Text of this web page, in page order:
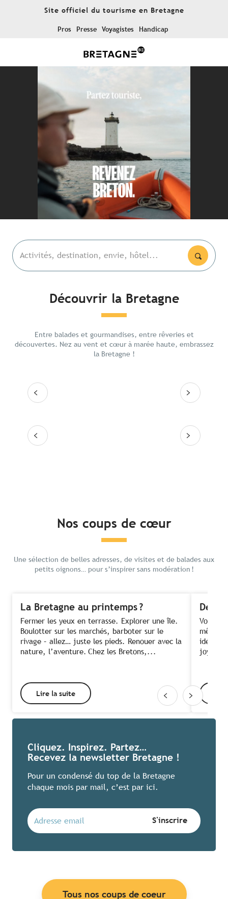
Site officiel du tourisme en Bretagne
Pros Presse Voyagistes Handicap
Activités, destination, envie, hôtel...
Découvrir la Bretagne
Entre balades et gourmandises, entre rêveries et
découvertes. Nez au vent et cœur à marée haute, embrassez
la Bretagne !
Les lieux emblématiques
Lire la suite
Lire la suite
Les 10 destinations
Itinéraires
Lire la suite
Nos coups de cœur
Une sélection de belles adresses, de visites et de balades aux
petits oignons… pour s’inspirer sans modération !
La Bretagne au printemps ?
Fermer les yeux en terrasse. Explorer une île.
Boulotter sur les marchés, barboter sur le
rivage – allez… juste les pieds. Renouer avec la
nature, l’aventure. Chez les Bretons,...
Lire la suite
Des
Voir
même
idée !
Cliquez. Inspirez. Partez…
Recevez la newsletter Bretagne !
Pour un condensé du top de la Bretagne
chaque mois par mail, c’est par ici.
Tous nos coups de coeur